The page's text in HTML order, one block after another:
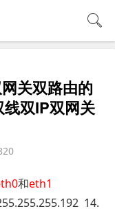
关双路由的
双IP双网关
和eth1
14.